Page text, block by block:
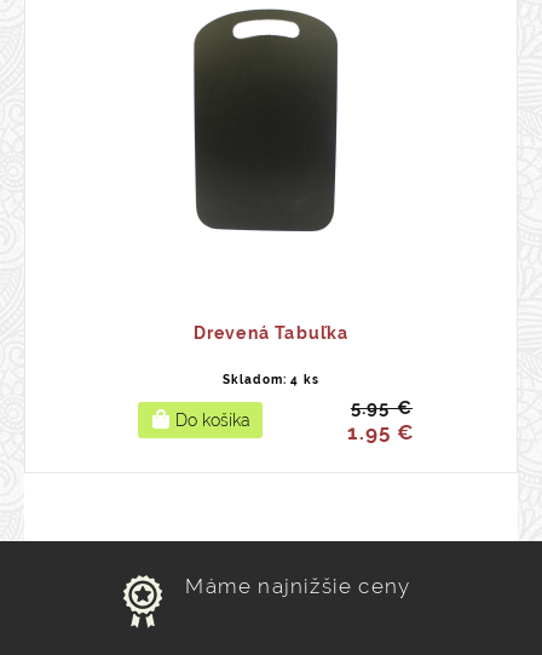
Drevená Tabuľka
Skladom: 4 ks
5.95 €
1.95 €
Máme najnižšie ceny